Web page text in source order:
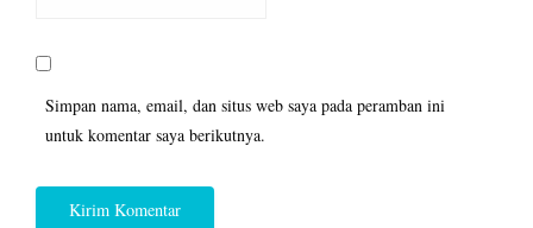
Simpan nama, email, dan situs web saya pada peramban ini
untuk komentar saya berikutnya.